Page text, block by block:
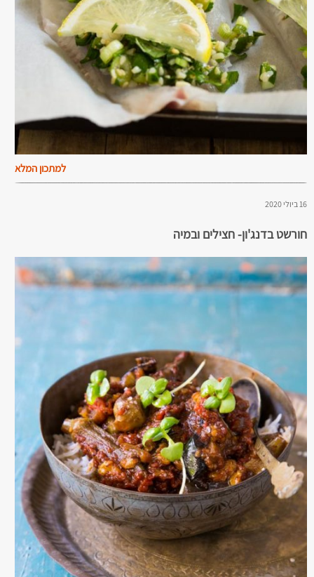
למתכון המלא
16 ביולי 2020
חורשט בדנג'ון- חצילים ובמיה